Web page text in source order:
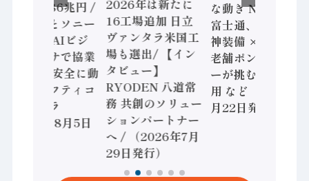
価値額86兆円 /
菱電機とソニー
ミコン AIビジ
ンセンサで協業
、安全に動
すセーフティコ
2026年8月5日
2026年は新たに
16工場追加 日立
ヴァンタラ米国工
場も選出/ 【イン
タビュー】
RYODEN 八道常
務 共創のソリュー
ションパートナー
へ / （2026年7月
29日発行）
な動き Noetra、
富士通、日立 / 兵
神装備 × HMS、
老舗ポンプメーカ
ーが挑むデータ活
用 など（2026年7
月22日発行）